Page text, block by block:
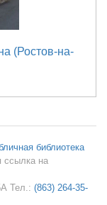
(Ростов-на-
библиотека
ссылка на
Тел.: (863) 264-35-